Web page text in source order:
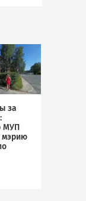
за
МУП
мэрию